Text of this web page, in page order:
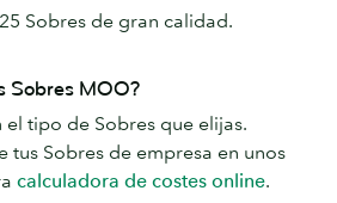
Sobres de gran calidad.
Sobres MOO?
tipo de Sobres que elijas.
tus Sobres de empresa en unos
calculadora de costes online.